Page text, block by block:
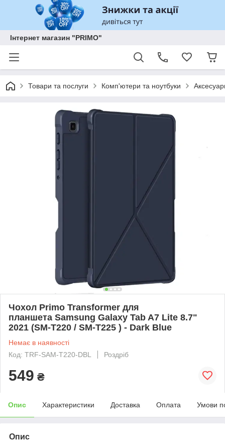
Інтернет магазин "PRIMO"
Товари та послуги Комп'ютери та ноутбуки
Чохол Primo Transformer для
планшета Samsung Galaxy Tab A7 Lite 8.7"
2021 (SM-T220 / SM-T225 ) - Dark Blue
Немає в наявності
Код: TRF-SAM-T220-DBL
Роздріб
549 ₴
Опис Характеристики Доставка Оплата Умови
Опис